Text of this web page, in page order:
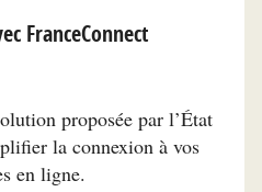
FranceConnect
proposée par l’État
la connexion à vos
en ligne.